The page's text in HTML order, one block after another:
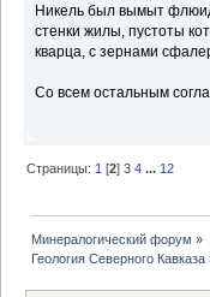
Никель был вымыт
стенки жилы, пустоты
кварца, с зернами
Со всем остальным
Страницы: 1 [2]3 4 ... 12
Минералогический форум »
Геология Северного Кавказа